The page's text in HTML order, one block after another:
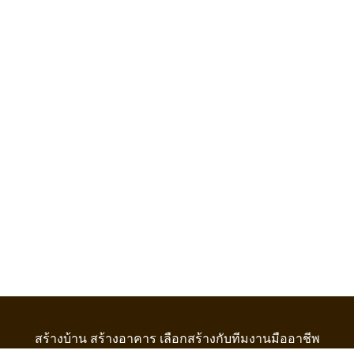
สร้างบ้าน สร้างอาคาร เลือกสร้างกับทีมงานมืออาชีพ